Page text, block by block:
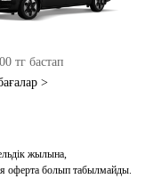
тг бастап
>
жылына,
оферта болып табылмайды.